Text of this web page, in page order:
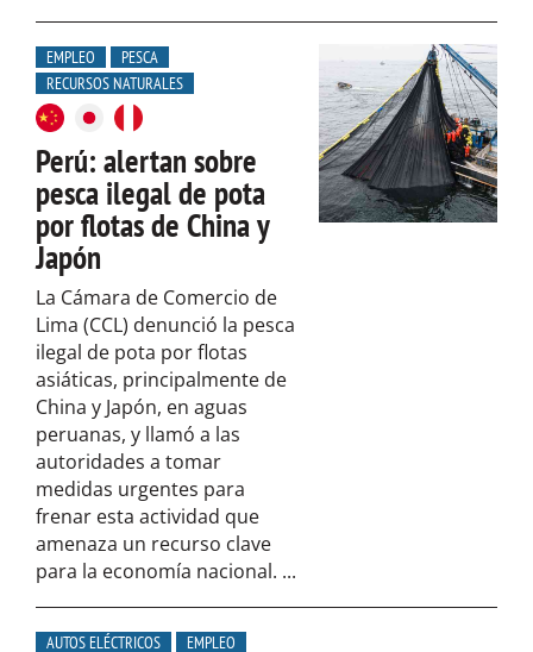
EMPLEO
PESCA
RECURSOS NATURALES
Perú: alertan sobre
pesca ilegal de pota
por flotas de China y
Japón
La Cámara de Comercio de
Lima (CCL) denunció la pesca
ilegal de pota por flotas
asiáticas, principalmente de
China y Japón, en aguas
peruanas, y llamó a las
autoridades a tomar
medidas urgentes para
frenar esta actividad que
amenaza un recurso clave
para la economía nacional. ...
AUTOS ELÉCTRICOS EMPLEO